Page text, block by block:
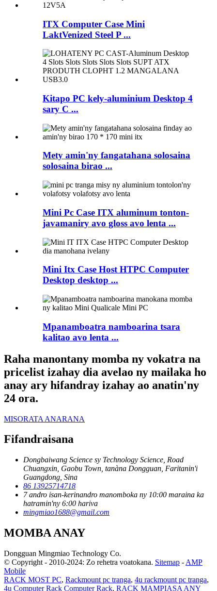
ITX Computer Case Mini
LaktVenized Steel P ...
Kitapo PC kely-aluminium Desktop 4
sary C ...
Mety amin'ny fangatahana solosaina
solosaina birao ...
Mini Pc Case ITX aluminum tonton-
javamaniry avo gloss avo lenta ...
Mini Itx Case Host HTPC Computer
Desktop desktop ...
Mpanamboatra namboarina tsara
kalitao avo lenta ...
Raha manontany momba ny vokatra na
pricelist izahay dia avelao ny mailaka ho
anay ary hifandray izahay ao anatin'ny
24 ora.
MISORATA ANARANA
Fifandraisana
Dongbaiwang Science sy Technology Science, Road
Chuangxin, Gaobu Town, tanàna Dongguan, Faritanin'i
Guangdong, Sina
86 13925714718
7 andro isan-kerinandro manomboka ny 10:00 maraina ka
hatramin'ny 6:00 hariva
mingmiao1688@gmail.com
MOMBA ANAY
Dongguan Mingmiao Technology Co.
© Copyright - 2010-2024: Zo rehetra voatokana. Sitemap - AMP
Mobile
RACK MOST PC, Rackmount pc tranga, 4u rackmount pc tranga,
4u Computer Rack Computer Rack, RACK MAMPIASA ANY